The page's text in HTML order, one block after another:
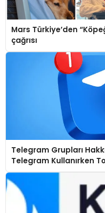
Mars Türkiye’den
çağrısı
Telegram Grupları
Telegram Kullanırken
Kolaylaştırın